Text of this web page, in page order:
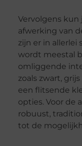
Vervolgens kun
afwerking van
zijn er in allerlei
wordt meestal
omliggende
zoals zwart,
een flitsende
opties. Voor de
robuust,
tot de